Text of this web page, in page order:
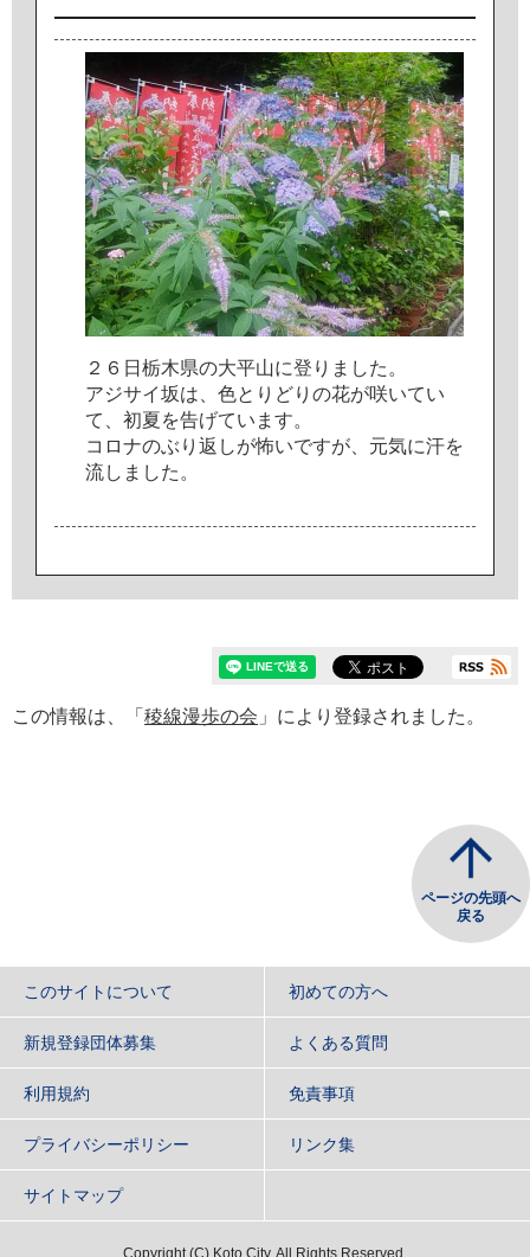
２ ６ 日 栃木県の大平山に登 り ま した 。
アジサイ坂は 色と り どり の花が咲いてい
て
初夏を告げてい ま す。
コ ロナのぶ り 返 しが怖いですが 元気に汗を
流し ま した 。
この情報は、「 稜線漫歩の会 」により登録されました。
ページの先頭へ
戻る
このサイトについて 初めての方へ
新規登録団体募集 よくある質問
利用規約 免責事項
プライバシーポリシー リンク集
サイトマップ
Copyright (C) Koto City. All Rights Reserved.